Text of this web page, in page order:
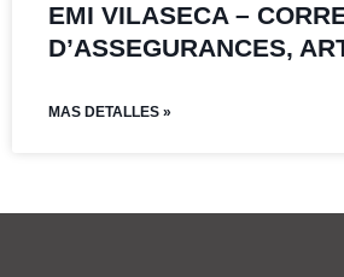
EMI VILASECA –
D’ASSEGURANCES,
MAS DETALLES »